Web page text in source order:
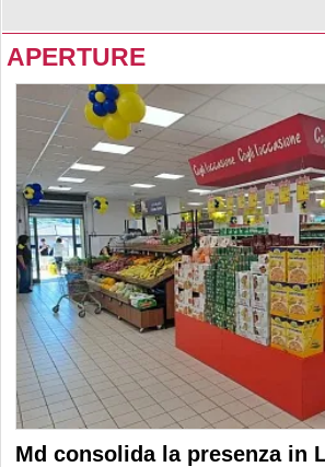
APERTURE
Md consolida la presenza in